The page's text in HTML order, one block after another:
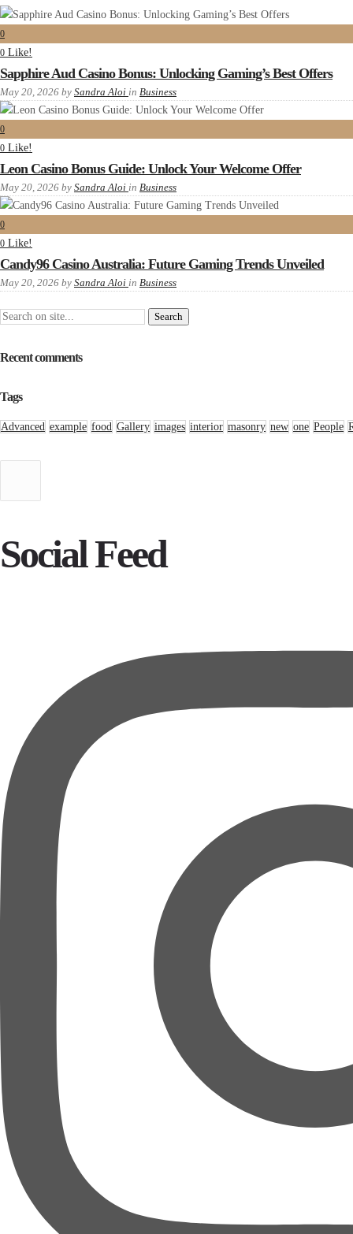
0
0 Like!
Sapphire Aud Casino Bonus: Unlocking Gaming’s Best Offers
May 20, 2026 by Sandra Aloi in Business
0
0 Like!
Leon Casino Bonus Guide: Unlock Your Welcome Offer
May 20, 2026 by Sandra Aloi in Business
0
0 Like!
Candy96 Casino Australia: Future Gaming Trends Unveiled
May 20, 2026 by Sandra Aloi in Business
Recent comments
Tags
Advanced example food Gallery images interior masonry new one People
Social Feed